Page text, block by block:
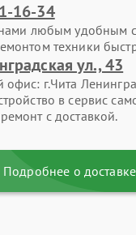
16-34
нами любым удобным
техники
ул., 43
г.Чита
в сервис
с доставкой.
Подробнее о доставке